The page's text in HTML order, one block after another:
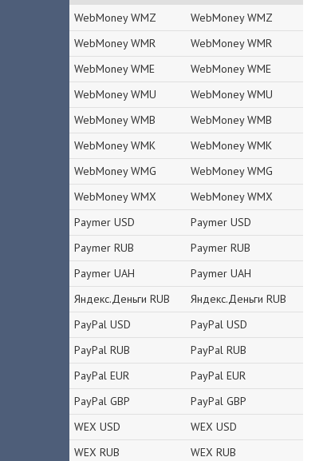
WebMoney WMZ
WebMoney WMR
WebMoney WME
WebMoney WMU
WebMoney WMB
WebMoney WMK
WebMoney WMG
WebMoney WMX
Paymer USD
Paymer RUB
Paymer UAH
Яндекс.Деньги RUB
PayPal USD
PayPal RUB
PayPal EUR
PayPal GBP
WEX USD
WEX RUB
WebMoney WMZ
WebMoney WMR
WebMoney WME
WebMoney WMU
WebMoney WMB
WebMoney WMK
WebMoney WMG
WebMoney WMX
Paymer USD
Paymer RUB
Paymer UAH
Яндекс.Деньги RUB
PayPal USD
PayPal RUB
PayPal EUR
PayPal GBP
WEX USD
WEX RUB